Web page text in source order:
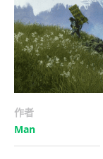
作者
Man